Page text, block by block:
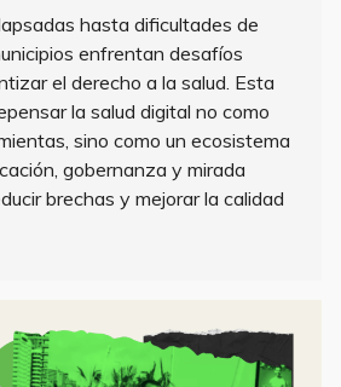
hasta dificultades de
enfrentan desafíos
el derecho a la salud. Esta
la salud digital no como
sino como un ecosistema
gobernanza y mirada
brechas y mejorar la calidad